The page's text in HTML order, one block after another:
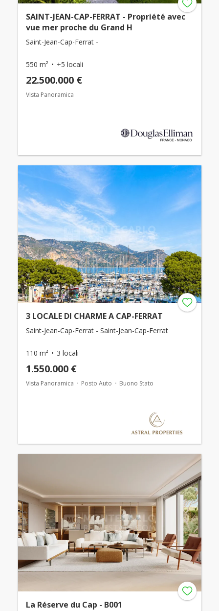
SAINT-JEAN-CAP-FERRAT - Propriété avec
vue mer proche du Grand H
Saint-Jean-Cap-Ferrat -
550 m² +5 locali
22.500.000 €
Vista Panoramica
3 LOCALE DI CHARME A CAP-FERRAT
Saint-Jean-Cap-Ferrat - Saint-Jean-Cap-Ferrat
110 m² 3 locali
1.550.000 €
Vista Panoramica Posto Auto Buono Stato
La Réserve du Cap - B001